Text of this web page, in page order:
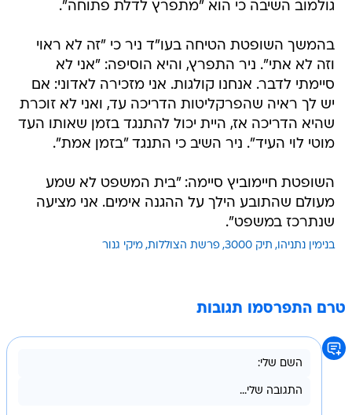
גולמוב השיבה כי הוא "מתפרץ לדלת פתוחה".
בהמשך השופטת הטיחה בעו"ד ניר כי "זה לא ראוי
וזה לא אתי". ניר התפרץ, והיא הוסיפה: "אני לא
סיימתי לדבר. אנחנו קולגות. אני מזכירה לאדוני: אם
יש לך ראיה שהפרקליטות הדריכה עד, ואני לא זוכרת
שהיא הדריכה אז, היית יכול להתנגד בזמן שאותו העד
מוטי לוי העיד". ניר השיב כי התנגד "בזמן אמת".
השופטת חיימוביץ סיימה: "בית המשפט לא שמע
מעולם שהתובע הילך על ההגנה אימים. אני מציעה
שנתרכז במשפט".
בנימין נתניהו תיק 3000 פרשת הצוללות מיקי גנור
טרם התפרסמו תגובות